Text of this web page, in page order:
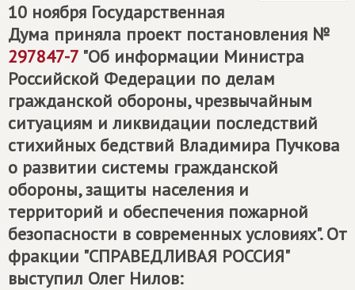
10 ноября Государственная
Дума приняла проект постановления №
297847-7 "Об информации Министра
Российской Федерации по делам
гражданской обороны, чрезвычайным
ситуациям и ликвидации последствий
стихийных бедствий Владимира Пучкова
о развитии системы гражданской
обороны, защиты населения и
территорий и обеспечения пожарной
безопасности в современных условиях". От
фракции "СПРАВЕДЛИВАЯ РОССИЯ"
выступил Олег Нилов: